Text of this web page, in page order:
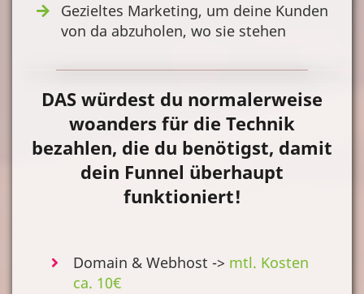
Gezieltes Marketing, um deine Kunden
von da abzuholen, wo sie stehen
DAS würdest du normalerweise
woanders für die Technik
bezahlen, die du benötigst, damit
dein Funnel überhaupt
funktioniert!
Domain & Webhost -> mtl. Kosten
ca. 10€